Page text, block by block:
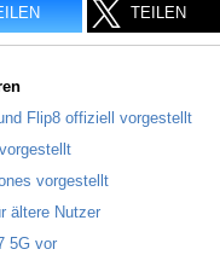
TEILEN
Flip8 offiziell vorgestellt
vorgestellt
ältere Nutzer
5G vor